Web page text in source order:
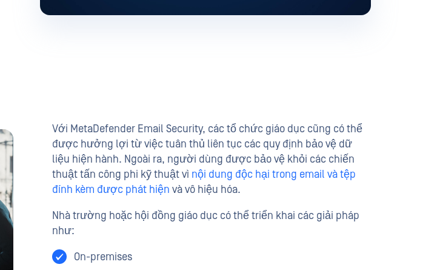
Với MetaDefender Email Security, các tổ chức giáo dục cũng có thể
được hưởng lợi từ việc tuân thủ liên tục các quy định bảo vệ dữ
liệu hiện hành. Ngoài ra, người dùng được bảo vệ khỏi các chiến
thuật tấn công phi kỹ thuật vì nội dung độc hại trong email và tệp
đính kèm được phát hiện và vô hiệu hóa.
Nhà trường hoặc hội đồng giáo dục có thể triển khai các giải pháp
như:
On-premises